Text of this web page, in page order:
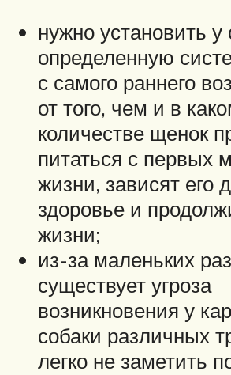
нужно установить у
определенную
с самого раннего
от того, чем и в
количестве щенок
питаться с первых
жизни, зависят его
здоровье и
жизни;
из-за маленьких
существует угроза
возникновения у
собаки различных
легко не заметить